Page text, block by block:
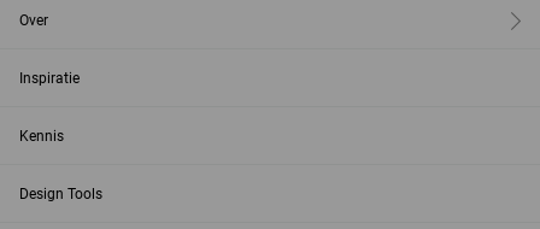
Over
Inspiratie
Kennis
Design Tools